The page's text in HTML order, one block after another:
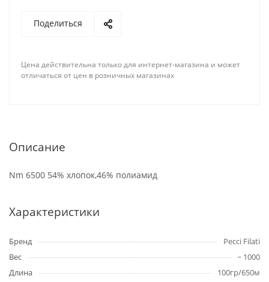
Поделиться
Цена действительна только для интернет-магазина и может
отличаться от цен в розничных магазинах
Описание
Nm 6500 54% хлопок,46% полиамид
Характеристики
Бренд
Pecci Filati
Вес
~ 1000
Длина
100гр/650м